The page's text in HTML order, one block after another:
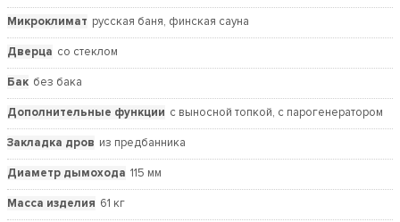
Микроклимат русская баня, финская сауна
Дверца со стеклом
Бак без бака
Дополнительные функции с выносной топкой, с парогенератором
Закладка дров из предбанника
Диаметр дымохода 115 мм
Масса изделия 61 кг